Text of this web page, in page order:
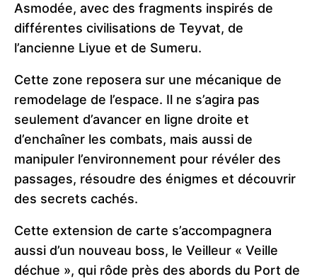
Asmodée, avec des fragments inspirés de
différentes civilisations de Teyvat, de
l’ancienne Liyue et de Sumeru.
Cette zone reposera sur une mécanique de
remodelage de l’espace. Il ne s’agira pas
seulement d’avancer en ligne droite et
d’enchaîner les combats, mais aussi de
manipuler l’environnement pour révéler des
passages, résoudre des énigmes et découvrir
des secrets cachés.
Cette extension de carte s’accompagnera
aussi d’un nouveau boss, le Veilleur « Veille
déchue », qui rôde près des abords du Port de